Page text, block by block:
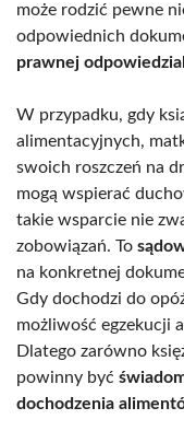
może rodzić pewne
odpowiednich
prawnej
W przypadku, gdy
alimentacyjnych,
swoich roszczeń na
mogą wspierać
takie wsparcie nie
zobowiązań. To
na konkretnej
Gdy dochodzi do
możliwość egzekucji
Dlatego zarówno
powinny być
dochodzenia